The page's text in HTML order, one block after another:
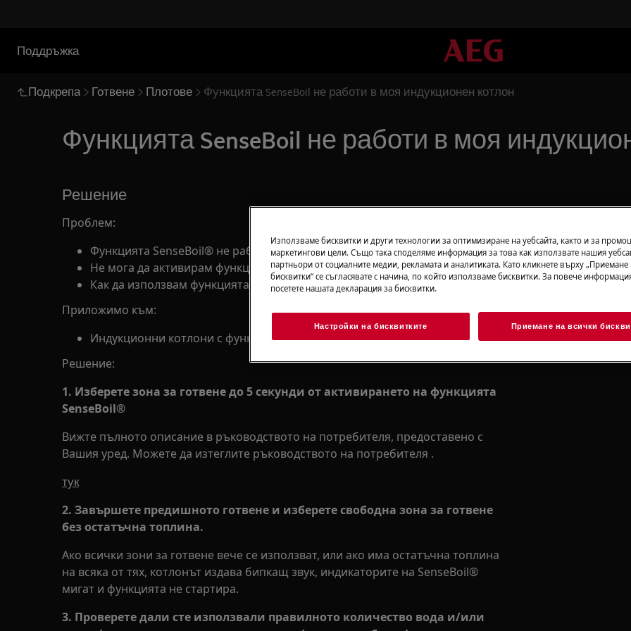
Поддръжка
Подкрепа Готвене Плотове Функцията SenseBoil не работи в моя индукционен котлон
Функцията SenseBoil не работи в моя
Решение
Проблем:
Функцията SenseBoil® не работи
Не мога да активирам функцията SenseBoil®
Как да използвам функцията SenseBoil®?
Приложимо към:
Индукционни котлони с функцията SenseBoil®
Решение:
1. Изберете зона за готвене до 5 секунди от активирането на функцията
SenseBoil®
Вижте пълното описание в ръководството на потребителя, предоставено с
Вашия уред. Можете да изтеглите ръководството на потребителя .
тук
2. Завършете предишното готвене и изберете свободна зона за готвене
без остатъчна топлина.
Ако всички зони за готвене вече се използват, или ако има остатъчна топлина
на всяка от тях, котлонът издава бипкащ звук, индикаторите на SenseBoil®
мигат и функцията не стартира.
3. Проверете дали сте използвали правилното количество вода и/или
Използваме бисквитки и други технологии за оптимизиране на уебсайта, както и за
маркетингови цели. Също така споделяме информация за това как използвате нашия
партньори от социалните медии, рекламата и аналитиката. Като кликнете върху „Приемане
бисквитки“ се съгласявате с начина, по който използваме бисквитки. За повече
посетете нашата декларация за бисквитки.
Настройки на бисквитките Приемане на всички